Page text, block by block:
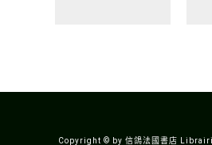
Copyright © by 信鴿法國書店